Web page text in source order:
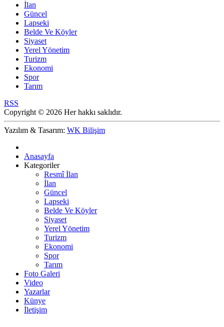
İlan
Güncel
Lapseki
Belde Ve Köyler
Siyaset
Yerel Yönetim
Turizm
Ekonomi
Spor
Tarım
RSS
Copyright © 2026 Her hakkı saklıdır.
Yazılım & Tasarım: WK Bilişim
Anasayfa
Kategoriler
Resmî İlan
İlan
Güncel
Lapseki
Belde Ve Köyler
Siyaset
Yerel Yönetim
Turizm
Ekonomi
Spor
Tarım
Foto Galeri
Video
Yazarlar
Künye
İletişim